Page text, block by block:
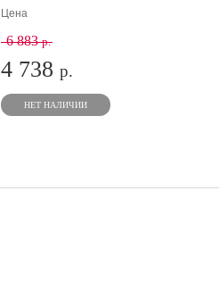
Цена
6 883р.
4 738р.
НЕТ НАЛИЧИИ